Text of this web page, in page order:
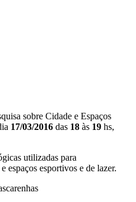
sobre Cidade e Espaços
17/03/2016 das 18 às 19 hs,
utilizadas para
espaços esportivos e de lazer.